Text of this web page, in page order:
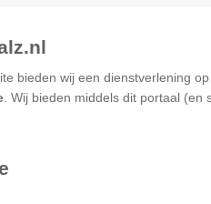
bieden wij een dienstverlening
. Wij bieden middels dit portaal